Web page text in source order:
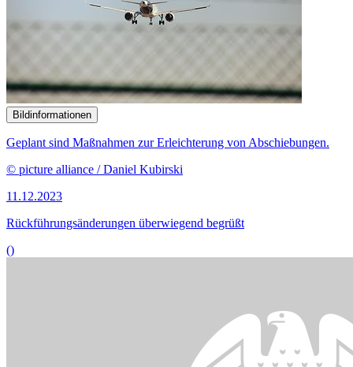
Bildinformationen
Geplant sind Maßnahmen zur Erleichterung von Abschiebungen.
© picture alliance / Daniel Kubirski
11.12.2023
Rückführungsänderungen überwiegend begrüßt
()